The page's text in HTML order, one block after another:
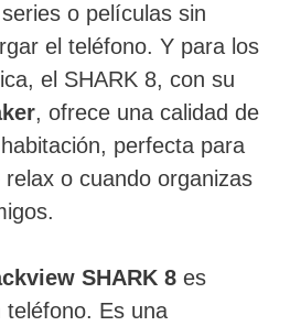
o películas sin
el teléfono. Y para los
el SHARK 8, con su
, ofrece una calidad de
perfecta para
o cuando organizas
SHARK 8 es
teléfono. Es una